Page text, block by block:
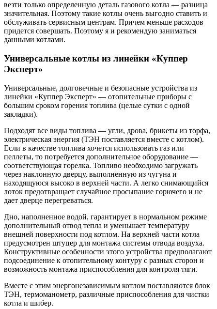
везти только определенную деталь газового котла — разница
значительная. Поэтому такие котлы очень выгодно ставить и
обслуживать сервисным центрам. Причем меньше расходов
придется совершать. Поэтому я и рекомендую заниматься
данными котлами.
Универсальные котлы из линейки «Куппер
Эксперт»
Универсальные, долговечные и безопасные устройства из
линейки «Куппер Эксперт» — отопительные приборы с
большим сроком горения топлива (целые сутки с одной
закладки).
Подходят все виды топлива — угли, дрова, брикеты из торфа,
электрическая энергия (ТЭН поставляется вместе с котлом).
Если в качестве топлива хочется использовать газ или
пеллеты, то потребуется дополнительное оборудование —
соответствующая горелка. Топливо необходимо загружать
через наклонную дверцу, выполненную из чугуна и
находящуюся высоко в верхней части. А легко снимающийся
лоток предотвращает случайное просыпание горючего и не
дает дверце перегреваться.
Дно, наполненное водой, гарантирует в нормальном режиме
дополнительный отвод тепла и уменьшает температуру
внешней поверхности под котлом. На верхней части котла
предусмотрен штуцер для монтажа системы отвода воздуха.
Конструктивные особенности этого устройства предполагают
подсоединение к отопительному контуру с разных сторон и
возможность монтажа приспособления для контроля тяги.
Вместе с этим энергонезависимым котлом поставляются блок
ТЭН, термоманометр, различные приспособления для чистки
котла и шибер.